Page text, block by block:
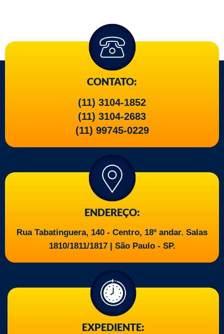
CONTATO:
(11) 3104-1852
(11) 3104-2683
(11) 99745-0229
ENDEREÇO:
Rua Tabatinguera, 140 - Centro, 18º andar. Salas
1810/1811/1817 | São Paulo - SP.
EXPEDIENTE: